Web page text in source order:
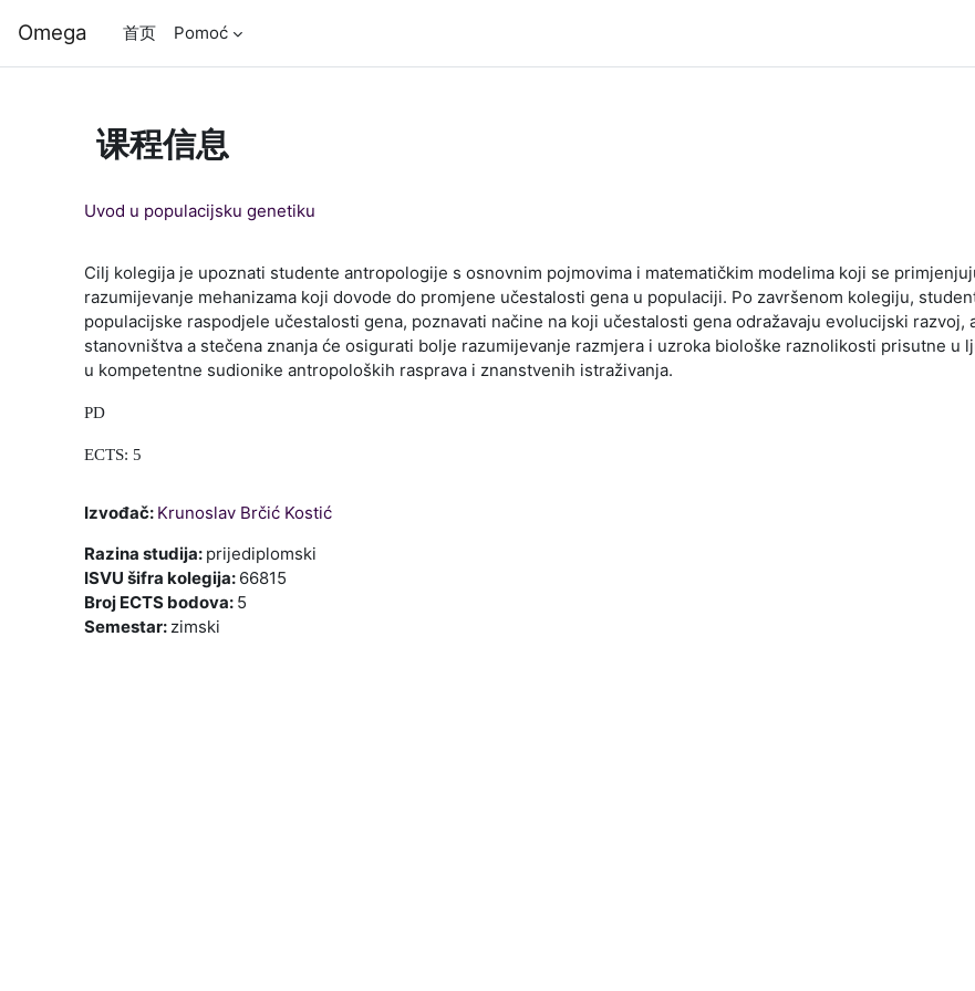
Omega 首页 Pomoć
课程信息
Uvod u populacijsku genetiku
Cilj kolegija je upoznati studente antropologije s osnovnim pojmovima i matematičkim modelima koji se
razumijevanje mehanizama koji dovode do promjene učestalosti gena u populaciji. Po završenom kolegiju,
populacijske raspodjele učestalosti gena, poznavati načine na koji učestalosti gena odražavaju evolucijski
stanovništva a stečena znanja će osigurati bolje razumijevanje razmjera i uzroka biološke raznolikosti prisutne
u kompetentne sudionike antropoloških rasprava i znanstvenih istraživanja.
PD
ECTS: 5
Izvođač: Krunoslav Brčić Kostić
Razina studija: prijediplomski
ISVU šifra kolegija: 66815
Broj ECTS bodova: 5
Semestar: zimski